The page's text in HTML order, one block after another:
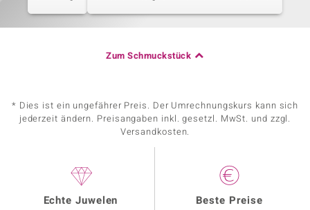
Zum Schmuckstück
* Dies ist ein ungefährer Preis. Der Umrechnungskurs kann sich
jederzeit ändern. Preisangaben inkl. gesetzl. MwSt. und zzgl.
Versandkosten.
Echte Juwelen Beste Preise